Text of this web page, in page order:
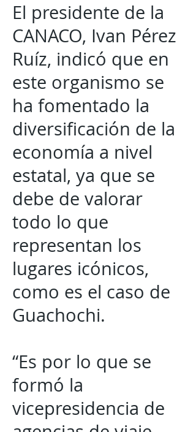
El presidente de la
CANACO, Ivan Pérez
Ruíz, indicó que en
este organismo se
ha fomentado la
diversificación de la
economía a nivel
estatal, ya que se
debe de valorar
todo lo que
representan los
lugares icónicos,
como es el caso de
Guachochi.
“Es por lo que se
formó la
vicepresidencia de